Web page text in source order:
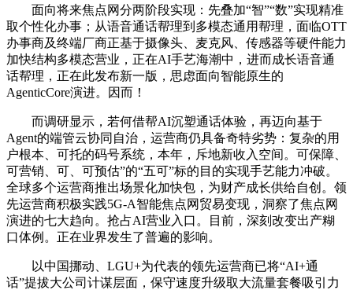
面向将来焦点网分两阶段实现：先叠加“智”“数”实现精准
取个性化办事；从语音通话帮理到多模态通用帮理，面临OTT
办事商及终端厂商正基于摄像头、麦克风、传感器等硬件能力
加快结构多模态营业，正在AI手艺海潮中，进而成长语音通
话帮理，正在此发布新一版，思虑面向智能原生的
AgenticCore演进。因而！
而调研显示，若何借帮AI沉塑通话体验，再迈向基于
Agent的端管云协同自治，运营商仍具备奇特劣势：复杂的用
户根本、可托的码号系统，本年，斥地新收入空间。可保障、
可营销、可、可预估”的“五可”标的目的实现手艺能力冲破。
全球多个运营商推出场景化加快包，为财产成长供给自创。领
先运营商积极实践5G-A智能焦点网贸易变现，洞察了焦点网
演进的七大趋向。抢占AI营业入口。目前，深刻改变出产糊
口体例。正在业界发生了普遍的影响。
以中国挪动、LGU+为代表的领先运营商已将“AI+通
话”提拔大公司计谋层面，保守速度升级取大流量套餐吸引力